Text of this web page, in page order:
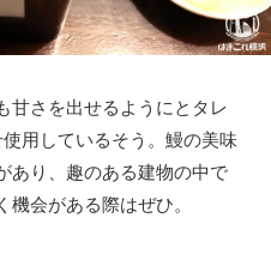
甘さを出せるようにとタレ
用しているそう。鰻の美味
あり、趣のある建物の中で
会がある際はぜひ。